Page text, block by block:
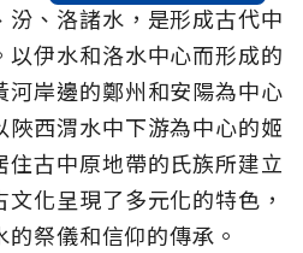
、洛諸水，是形成古代中
伊水和洛水中心而形成的
岸邊的鄭州和安陽為中心
西渭水中下游為中心的姬
古中原地帶的氏族所建立
化呈現了多元化的特色，
祭儀和信仰的傳承。